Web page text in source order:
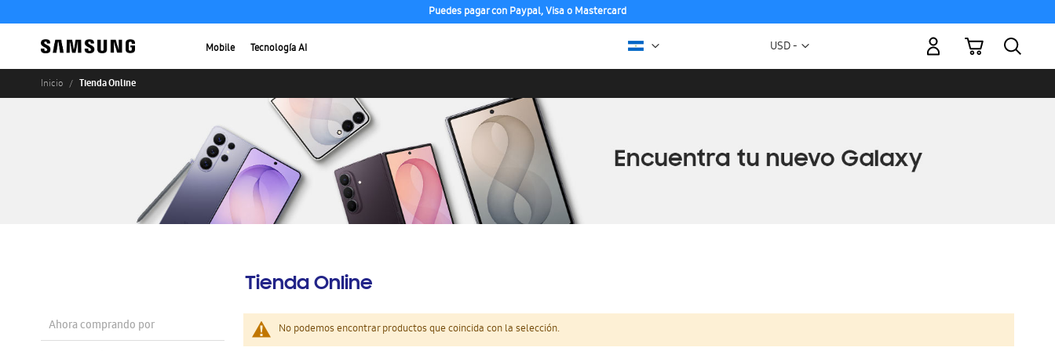
Puedes pagar con Paypal, Visa o Mastercard
Mobile Tecnología AI Moneda
USD -
Mi carrito
Inicio Tienda Online
Tienda Online
No podemos encontrar productos que coincida con la selección.
Ahora comprando por